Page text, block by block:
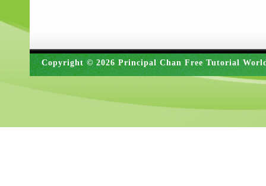
Copyright © 2026 Principal Chan Free Tutorial